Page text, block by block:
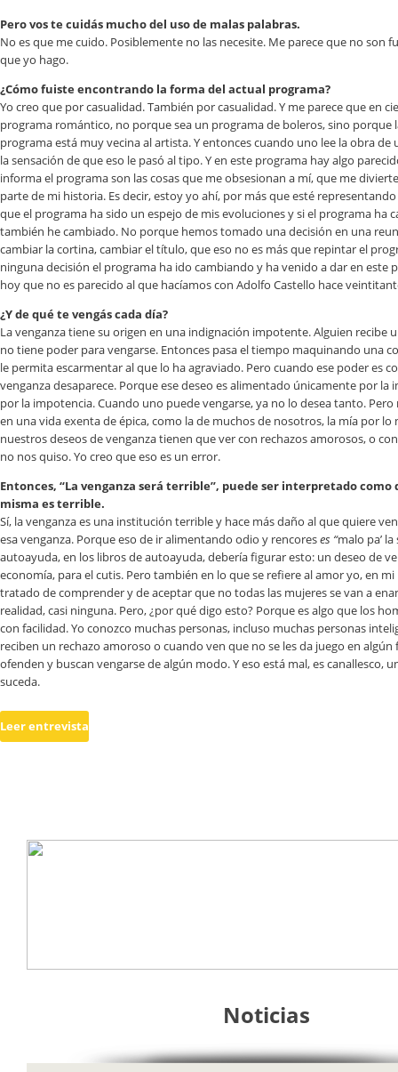
Pero vos te cuidás mucho del uso de malas palabras.
No es que me cuido. Posiblemente no las necesite. Me parece que no son
que yo hago.
¿Cómo fuiste encontrando la forma del actual programa?
Yo creo que por casualidad. También por casualidad. Y me parece que en
programa romántico, no porque sea un programa de boleros, sino porque
programa está muy vecina al artista. Y entonces cuando uno lee la obra
la sensación de que eso le pasó al tipo. Y en este programa hay algo
informa el programa son las cosas que me obsesionan a mí, que me
parte de mi historia. Es decir, estoy yo ahí, por más que esté
que el programa ha sido un espejo de mis evoluciones y si el programa ha
también he cambiado. No porque hemos tomado una decisión en una
cambiar la cortina, cambiar el título, que eso no es más que repintar el
ninguna decisión el programa ha ido cambiando y ha venido a dar en este
hoy que no es parecido al que hacíamos con Adolfo Castello hace
¿Y de qué te vengás cada día?
La venganza tiene su origen en una indignación impotente. Alguien recibe
no tiene poder para vengarse. Entonces pasa el tiempo maquinando una
le permita escarmentar al que lo ha agraviado. Pero cuando ese poder es
venganza desaparece. Porque ese deseo es alimentado únicamente por la
por la impotencia. Cuando uno puede vengarse, ya no lo desea tanto.
en una vida exenta de épica, como la de muchos de nosotros, la mía por lo
nuestros deseos de venganza tienen que ver con rechazos amorosos, o
no nos quiso. Yo creo que eso es un error.
Entonces, “La venganza será terrible”, puede ser interpretado como
misma es terrible.
Sí, la venganza es una institución terrible y hace más daño al que quiere
esa venganza. Porque eso de ir alimentando odio y rencoreses “malo pa’
autoayuda, en los libros de autoayuda, debería figurar esto: un deseo de
economía, para el cutis. Pero también en lo que se refiere al amor yo, en
tratado de comprender y de aceptar que no todas las mujeres se van a
realidad, casi ninguna. Pero, ¿por qué digo esto? Porque es algo que los
con facilidad. Yo conozco muchas personas, incluso muchas personas
reciben un rechazo amoroso o cuando ven que no se les da juego en
ofenden y buscan vengarse de algún modo. Y eso está mal, es canallesco,
suceda.
Leer entrevista
Noticias